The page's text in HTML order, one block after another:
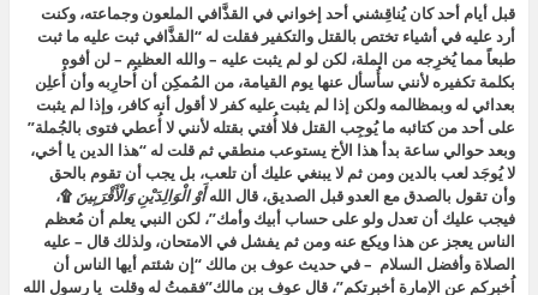
قبل أيام أحد كان يُناقِشني أحد إخواني في القذَّافي الملعون وجماعته، وكنت
أرد عليه في أشياء تختص بالقتل والتكفير فقلت له “القذَّافي ثبت عليه ما ثبت
طبعاً مما يُخرِجه من الملة، لكن لو لم يثبت عليه – والله العظيم – لن أفوه
بكلمة تكفيره لأنني سأُسأل عنها يوم القيامة، من المُمكِن أن أُحارِبه وأن أُعلِن
بعدائي له وبمظالمه ولكن إذا لم يثبت عليه كفر لا أقول أنه كافر، وإذا لم يثبت
على أحد من كتائبه ما يُوجِب القتل فلا أُفتي بقتله لأنني لا أُعطي فتوى بالجُملة”
وبعد حوالي ساعة بدأ هذا الأخ يستوعب منطقي ثم قلت له “هذا الدين يا أخي،
لا يُوجَد لعب بالدين ومن ثم لا يبنغي عليك أن تلعب، بل يجب أن تقوم بالحق
وأن تقول بالصدق مع العدو قبل الصديق، قال اللهأَوْ الْوَالِدَيْنِ وَالْأَقْرَبِينَ ۩،
فيجب عليك أن تعدل ولو على حساب أبيك وأمك”، لكن النبي يعلم أن مُعظم
الناس يعجز عن هذا ويكع عنه ومن ثم يفشل في الامتحان، ولذلك قال – عليه
الصلاة وأفضل السلام – في حديث عوف بن مالك “إن شئتم أيها الناس أن
اُخبِركم عن الإمارة أخبرتكم”، قال عوف بن مالك”فقمتُ له وقلت يا رسول الله